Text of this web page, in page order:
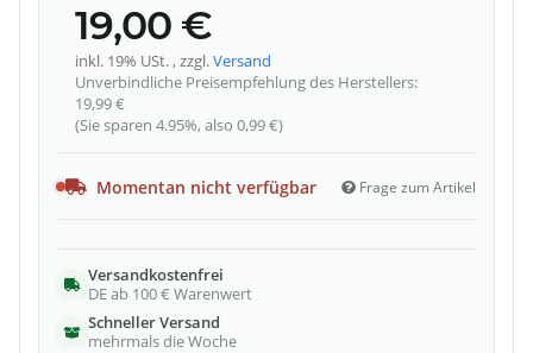
19,00 €
inkl. 19% USt. , zzgl.Versand
Unverbindliche Preisempfehlung des Herstellers:
19,99 €
(Sie sparen 4.95%, also 0,99 €)
Momentan nicht verfügbar Frage zum Artikel
Versandkostenfrei
DE ab 100 € Warenwert
Schneller Versand
mehrmals die Woche